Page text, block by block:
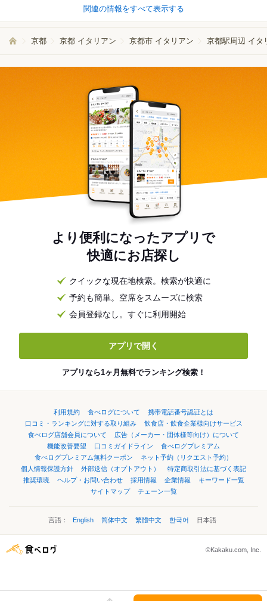
関連の情報をすべて表示する
京都 京都 イタリアン 京都市 イタリアン 京都駅周辺 イタ
より便利になったアプリで
快適にお店探し
クイックな現在地検索。検索が快適に
予約も簡単。空席をスムーズに検索
会員登録なし。すぐに利用開始
アプリで開く
アプリなら1ヶ月無料でランキング検索！
利用規約 食べログについて
携帯電話番号認証とは
口コミ・ランキングに対する取り組み
飲食店・飲食企業様向けサービス
食べログ店舗会員について
広告（メーカー・団体様等向け）について
機能改善要望
口コミガイドライン
食べログプレミアム
食べログプレミアム無料クーポン
ネット予約（リクエスト予約）
個人情報保護方針
外部送信（オプトアウト）
特定商取引法に基づく表記
推奨環境
ヘルプ・お問い合わせ 採用情報 企業情報
キーワード一覧
サイトマップ
チェーン一覧
言語： English 简体中文 繁體中文 한국어 日本語
©Kakaku.com, Inc.